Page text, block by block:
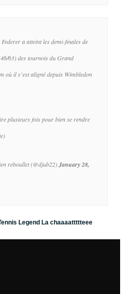
Federer a atteint les demi-finales de
63) des tournois du Grand
où il s’est aligné depuis Wimbledon
plusieurs fois pour bien se rendre
reboullet (@djub22)January 28,
Legend La chaaaattttteee